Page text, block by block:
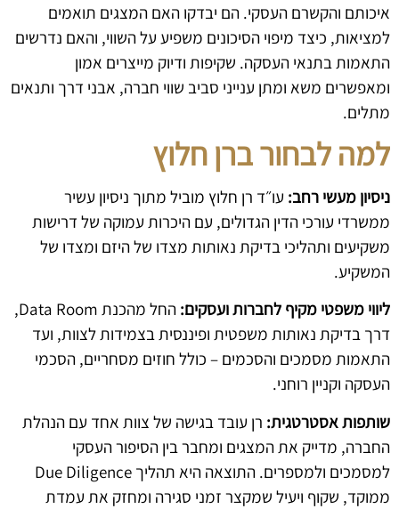
איכותם והקשרם העסקי. הם יבדקו האם המצגים תואמים
למציאות, כיצד מיפוי הסיכונים משפיע על השווי, והאם נדרשים
התאמות בתנאי העסקה. שקיפות ודיוק מייצרים אמון
ומאפשרים משא ומתן ענייני סביב שווי חברה, אבני דרך ותנאים
מתלים.
למה לבחור ברן חלוץ
ניסיון מעשי רחב: עו״ד רן חלוץ מוביל מתוך ניסיון עשיר
ממשרדי עורכי הדין הגדולים, עם היכרות עמוקה של דרישות
משקיעים ותהליכי בדיקת נאותות מצדו של היזם ומצדו של
המשקיע.
ליווי משפטי מקיף לחברות ועסקים:
החל מהכנת Data Room,
דרך בדיקת נאותות משפטית ופיננסית בצמידות לצוות, ועד
התאמות מסמכים והסכמים – כולל חוזים מסחריים, הסכמי
העסקה וקניין רוחני.
שותפות אסטרטגית: רן עובד בגישה של צוות אחד עם הנהלת
החברה, מדייק את המצגים ומחבר בין הסיפור העסקי
למסמכים ולמספרים. התוצאה היא תהליך Due Diligence
ממוקד, שקוף ויעיל שמקצר זמני סגירה ומחזק את עמדת